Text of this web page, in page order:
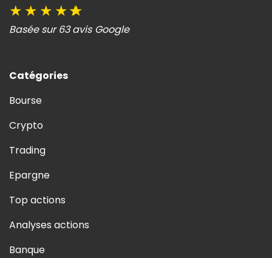
★ ★ ★ ★★
Basée sur 63 avis Google
Catégories
Bourse
Crypto
Trading
Epargne
Top actions
Analyses actions
Banque